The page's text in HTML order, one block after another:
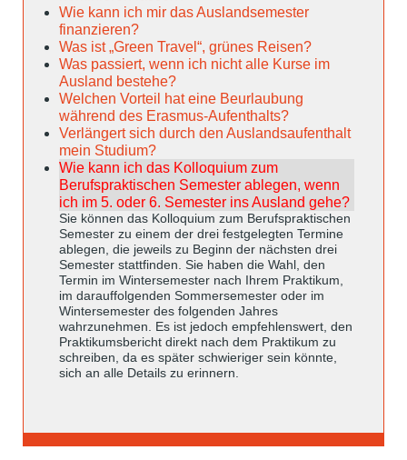
Wie kann ich mir das Auslandsemester
finanzieren?
Was ist „Green Travel“, grünes Reisen?
Was passiert, wenn ich nicht alle Kurse im
Ausland bestehe?
Welchen Vorteil hat eine Beurlaubung
während des Erasmus-Aufenthalts?
Verlängert sich durch den Auslandsaufenthalt
mein Studium?
Wie kann ich das Kolloquium zum
Berufspraktischen Semester ablegen, wenn
ich im 5. oder 6. Semester ins Ausland gehe?
Sie können das Kolloquium zum Berufspraktischen
Semester zu einem der drei festgelegten Termine
ablegen, die jeweils zu Beginn der nächsten drei
Semester stattfinden. Sie haben die Wahl, den
Termin im Wintersemester nach Ihrem Praktikum,
im darauffolgenden Sommersemester oder im
Wintersemester des folgenden Jahres
wahrzunehmen. Es ist jedoch empfehlenswert, den
Praktikumsbericht direkt nach dem Praktikum zu
schreiben, da es später schwieriger sein könnte,
sich an alle Details zu erinnern.